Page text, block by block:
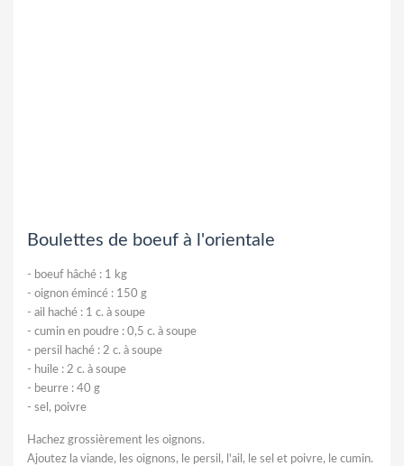
Boulettes de boeuf à l'orientale
- boeuf hâché : 1 kg
- oignon émincé : 150 g
- ail haché : 1 c. à soupe
- cumin en poudre : 0,5 c. à soupe
- persil haché : 2 c. à soupe
- huile : 2 c. à soupe
- beurre : 40 g
- sel, poivre
Hachez grossièrement les oignons.
Ajoutez la viande, les oignons, le persil, l'ail, le sel et poivre, le cumin.